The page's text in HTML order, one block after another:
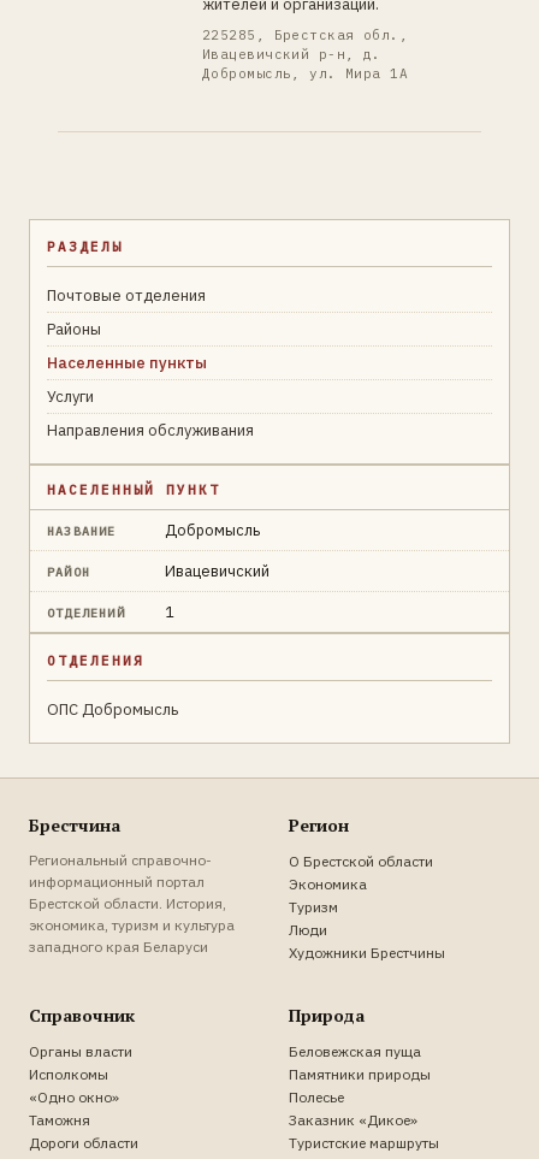
жителей и организаций.
225285, Брестская обл.,
Ивацевичский р-н, д.
Добромысль, ул. Мира 1А
РАЗДЕЛЫ
Почтовые отделения
Районы
Населенные пункты
Услуги
Направления обслуживания
НАСЕЛЕННЫЙ ПУНКТ
НАЗВАНИЕ Добромысль
РАЙОН Ивацевичский
ОТДЕЛЕНИЙ 1
ОТДЕЛЕНИЯ
ОПС Добромысль
Брестчина
Региональный справочно-
информационный портал
Брестской области. История,
экономика, туризм и культура
западного края Беларуси
Регион
О Брестской области
Экономика
Туризм
Люди
Художники Брестчины
Справочник
Органы власти
Исполкомы
«Одно окно»
Таможня
Дороги области
Природа
Беловежская пуща
Памятники природы
Полесье
Заказник «Дикое»
Туристские маршруты